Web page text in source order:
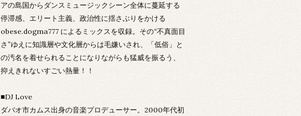
アの島国からダンスミュージックシーン全体に蔓延する
停滞感、エリート主義、政治性に揺さぶりをかける
obese.dogma777 によるミックスを収録。その“不真面目
さ”ゆえに知識層や文化層からは毛嫌いされ、「低俗」と
の汚名を着せられることになりながらも猛威を振るう、
抑えきれないすごい熱量！！
■DJ Love
ダバオ市カムス出身の音楽プロデューサー。2000年代初